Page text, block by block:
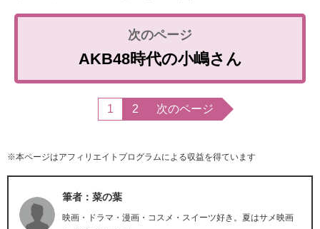
AKB48時代の小嶋さん
1 2 次のページ
※本ページはアフィリエイトプログラムによる収益を得ています
筆者：菜の葉
映画・ドラマ・漫画・コスメ・スイーツ好き。夏はサメ映画